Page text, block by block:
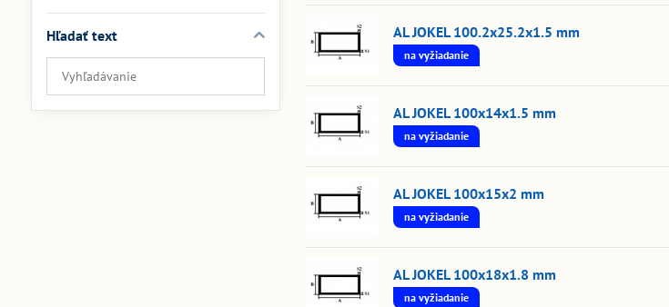
AL JOKEL 100.2x25.2x1.5 mm
na vyžiadanie
AL JOKEL 100x14x1.5 mm
na vyžiadanie
AL JOKEL 100x15x2 mm
na vyžiadanie
AL JOKEL 100x18x1.8 mm
na vyžiadanie
Hľadať text
Prehľadať
výsledky
filtra